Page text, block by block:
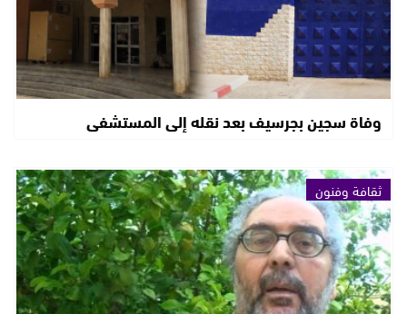
وفاة سجين بجرسيف بعد نقله إلى المستشفى
ثقافة وفنون